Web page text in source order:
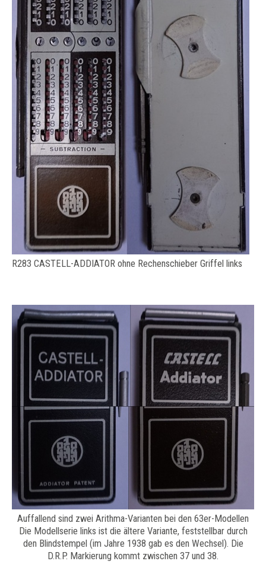
R283 CASTELL-ADDIATOR ohne Rechenschieber Griffel links
Auffallend sind zwei Arithma-Varianten bei den 63er-Modellen
Die Modellserie links ist die ältere Variante, feststellbar durch
den Blindstempel (im Jahre 1938 gab es den Wechsel). Die
D.R.P. Markierung kommt zwischen 37 und 38.